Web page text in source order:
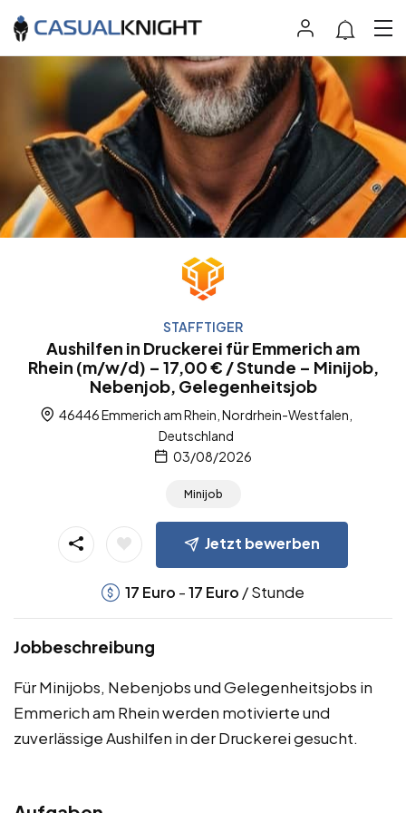
STAFFTIGER
Aushilfen in Druckerei für Emmerich am
Rhein (m/w/d) – 17,00 € / Stunde – Minijob,
Nebenjob, Gelegenheitsjob
46446 Emmerich am Rhein, Nordrhein-Westfalen,
Deutschland
03/08/2026
Minijob
Jetzt bewerben
17 Euro -17 Euro / Stunde
Jobbeschreibung
Für Minijobs, Nebenjobs und Gelegenheitsjobs in
Emmerich am Rhein werden motivierte und
zuverlässige Aushilfen in der Druckerei gesucht.